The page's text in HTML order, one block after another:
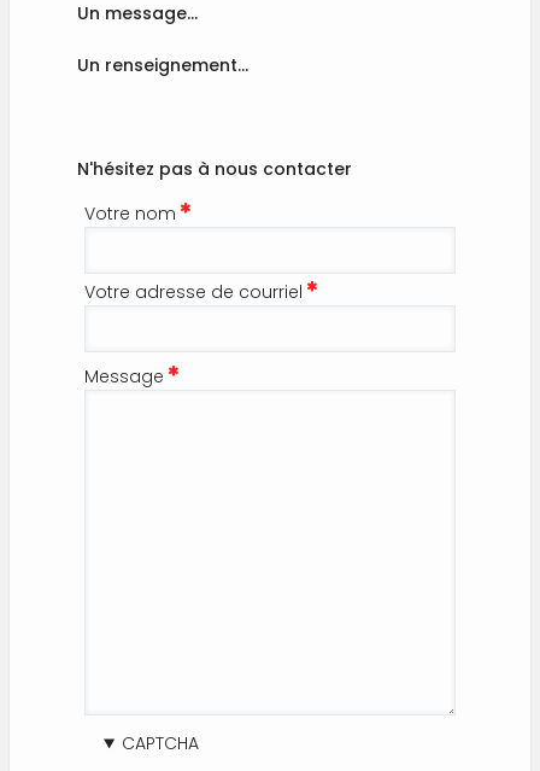
Un message...
Un renseignement...
N'hésitez pas à nous contacter
Votre nom
Votre adresse de courriel
Message
CAPTCHA